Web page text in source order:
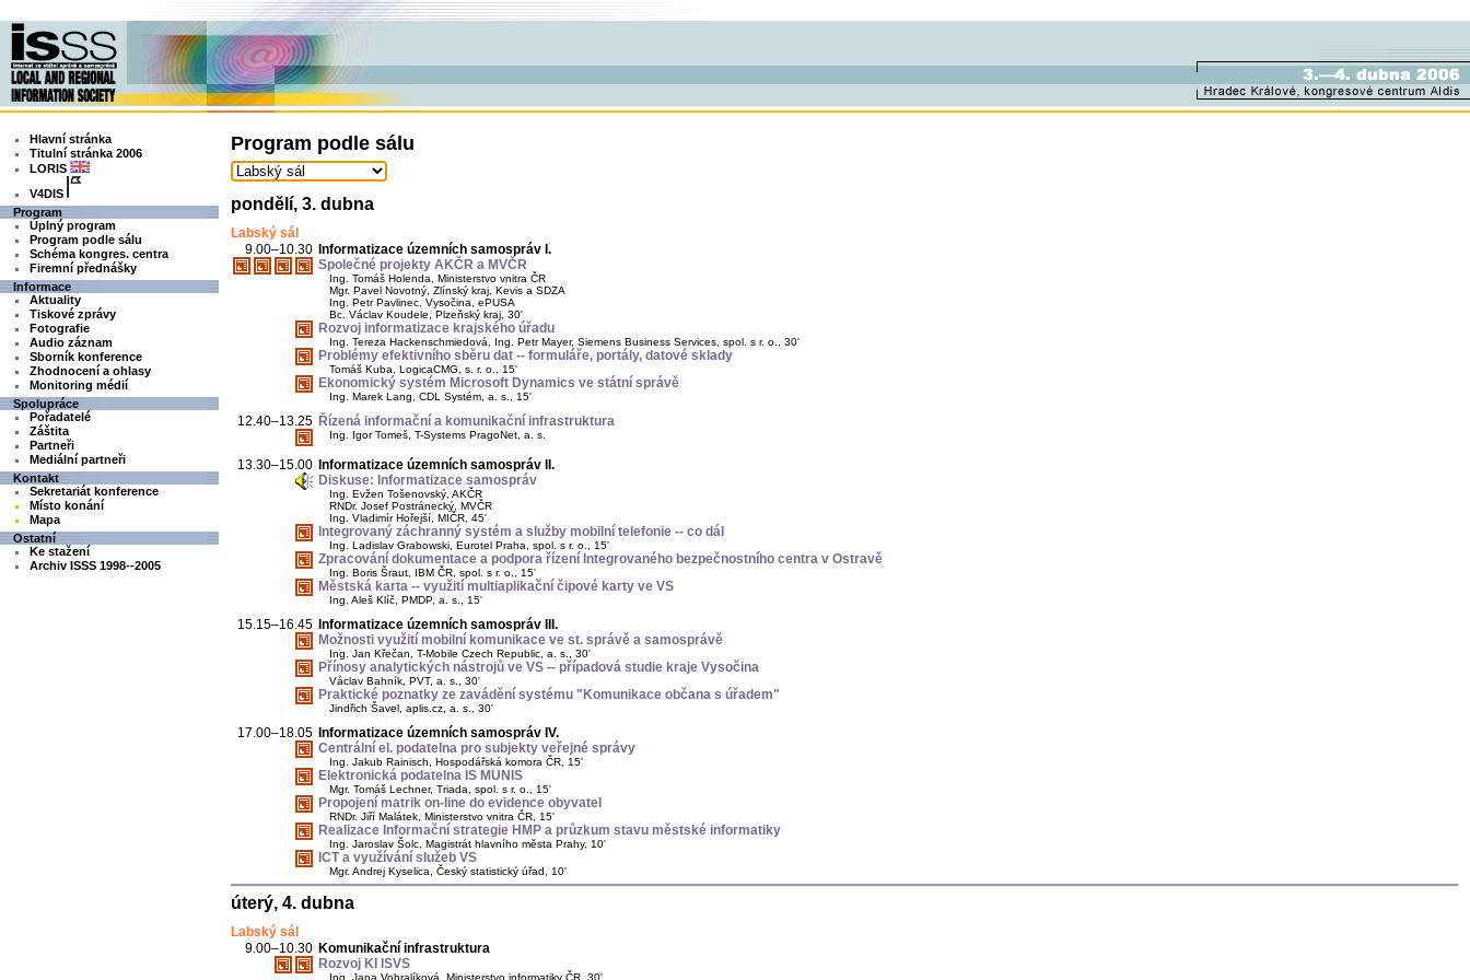
Hlavní stránka
Titulní stránka 2006
LORIS
V4DIS
Program
Úplný program
Program podle sálu
Schéma kongres. centra
Firemní přednášky
Informace
Aktuality
Tiskové zprávy
Fotografie
Audio záznam
Sborník konference
Zhodnocení a ohlasy
Monitoring médií
Spolupráce
Pořadatelé
Záštita
Partneři
Mediální partneři
Kontakt
Sekretariát konference
Místo konání
Mapa
Ostatní
Ke stažení
Archiv ISSS 1998--2005
Program podle sálu
pondělí, 3. dubna
Labský sál
9.00–10.30 Informatizace územních samospráv I.
Společné projekty AKČR a MVČR
Ing. Tomáš Holenda, Ministerstvo vnitra ČR
Mgr. Pavel Novotný, Zlínský kraj, Kevis a SDZA
Ing. Petr Pavlinec, Vysočina, ePUSA
Bc. Václav Koudele, Plzeňský kraj, 30'
Rozvoj informatizace krajského úřadu
Ing. Tereza Hackenschmiedová, Ing. Petr Mayer, Siemens Business Services, spol. s r. o., 30'
Problémy efektivního sběru dat -- formuláře, portály, datové sklady
Tomáš Kuba, LogicaCMG, s. r. o., 15'
Ekonomický systém Microsoft Dynamics ve státní správě
Ing. Marek Lang, CDL Systém, a. s., 15'
12.40–13.25 Řízená informační a komunikační infrastruktura
Ing. Igor Tomeš, T-Systems PragoNet, a. s.
13.30–15.00 Informatizace územních samospráv II.
Diskuse: Informatizace samospráv
Ing. Evžen Tošenovský, AKČR
RNDr. Josef Postránecký, MVČR
Ing. Vladimír Hořejší, MIČR, 45'
Integrovaný záchranný systém a služby mobilní telefonie -- co dál
Ing. Ladislav Grabowski, Eurotel Praha, spol. s r. o., 15'
Zpracování dokumentace a podpora řízení Integrovaného bezpečnostního centra v Ostravě
Ing. Boris Šraut, IBM ČR, spol. s r. o., 15'
Městská karta -- využití multiaplikační čipové karty ve VS
Ing. Aleš Klíč, PMDP, a. s., 15'
15.15–16.45 Informatizace územních samospráv III.
Možnosti využití mobilní komunikace ve st. správě a samosprávě
Ing. Jan Křečan, T-Mobile Czech Republic, a. s., 30'
Přínosy analytických nástrojů ve VS -- případová studie kraje Vysočina
Václav Bahník, PVT, a. s., 30'
Praktické poznatky ze zavádění systému "Komunikace občana s úřadem"
Jindřich Šavel, aplis.cz, a. s., 30'
17.00–18.05 Informatizace územních samospráv IV.
Centrální el. podatelna pro subjekty veřejné správy
Ing. Jakub Rainisch, Hospodářská komora ČR, 15'
Elektronická podatelna IS MUNIS
Mgr. Tomáš Lechner, Triada, spol. s r. o., 15'
Propojení matrik on-line do evidence obyvatel
RNDr. Jiří Malátek, Ministerstvo vnitra ČR, 15'
Realizace Informační strategie HMP a průzkum stavu městské informatiky
Ing. Jaroslav Šolc, Magistrát hlavního města Prahy, 10'
ICT a využívání služeb VS
Mgr. Andrej Kyselica, Český statistický úřad, 10'
úterý, 4. dubna
Labský sál
9.00–10.30 Komunikační infrastruktura
Rozvoj KI ISVS
Ing. Jana Vohralíková, Ministerstvo informatiky ČR, 30'